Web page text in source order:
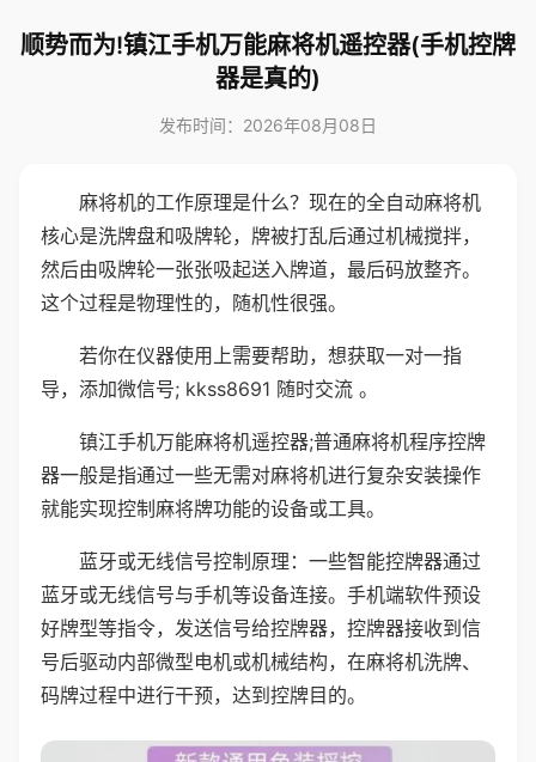
顺势而为!镇江手机万能麻将机遥控器(手机控牌
器是真的)
发布时间：2026年08月08日
麻将机的工作原理是什么？现在的全自动麻将机
核心是洗牌盘和吸牌轮，牌被打乱后通过机械搅拌，
然后由吸牌轮一张张吸起送入牌道，最后码放整齐。
这个过程是物理性的，随机性很强。
若你在仪器使用上需要帮助，想获取一对一指
导，添加微信号; kkss8691 随时交流 。
镇江手机万能麻将机遥控器;普通麻将机程序控牌
器一般是指通过一些无需对麻将机进行复杂安装操作
就能实现控制麻将牌功能的设备或工具。
蓝牙或无线信号控制原理：一些智能控牌器通过
蓝牙或无线信号与手机等设备连接。手机端软件预设
好牌型等指令，发送信号给控牌器，控牌器接收到信
号后驱动内部微型电机或机械结构，在麻将机洗牌、
码牌过程中进行干预，达到控牌目的。